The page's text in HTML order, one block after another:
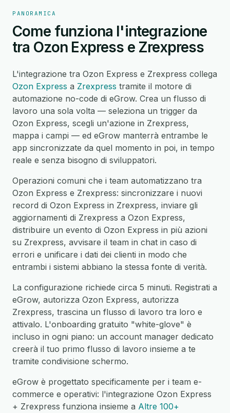
PANORAMICA
Come funziona l'integrazione
tra Ozon Express e Zrexpress
L'integrazione tra Ozon Express e Zrexpress collega
Ozon Express a Zrexpress tramite il motore di
automazione no-code di eGrow. Crea un flusso di
lavoro una sola volta — seleziona un trigger da
Ozon Express, scegli un'azione in Zrexpress,
mappa i campi — ed eGrow manterrà entrambe le
app sincronizzate da quel momento in poi, in tempo
reale e senza bisogno di sviluppatori.
Operazioni comuni che i team automatizzano tra
Ozon Express e Zrexpress: sincronizzare i nuovi
record di Ozon Express in Zrexpress, inviare gli
aggiornamenti di Zrexpress a Ozon Express,
distribuire un evento di Ozon Express in più azioni
su Zrexpress, avvisare il team in chat in caso di
errori e unificare i dati dei clienti in modo che
entrambi i sistemi abbiano la stessa fonte di verità.
La configurazione richiede circa 5 minuti. Registrati a
eGrow, autorizza Ozon Express, autorizza
Zrexpress, trascina un flusso di lavoro tra loro e
attivalo. L'onboarding gratuito "white-glove" è
incluso in ogni piano: un account manager dedicato
creerà il tuo primo flusso di lavoro insieme a te
tramite condivisione schermo.
eGrow è progettato specificamente per i team e-
commerce e operativi: l'integrazione Ozon Express
+ Zrexpress funziona insieme a Altre 100+